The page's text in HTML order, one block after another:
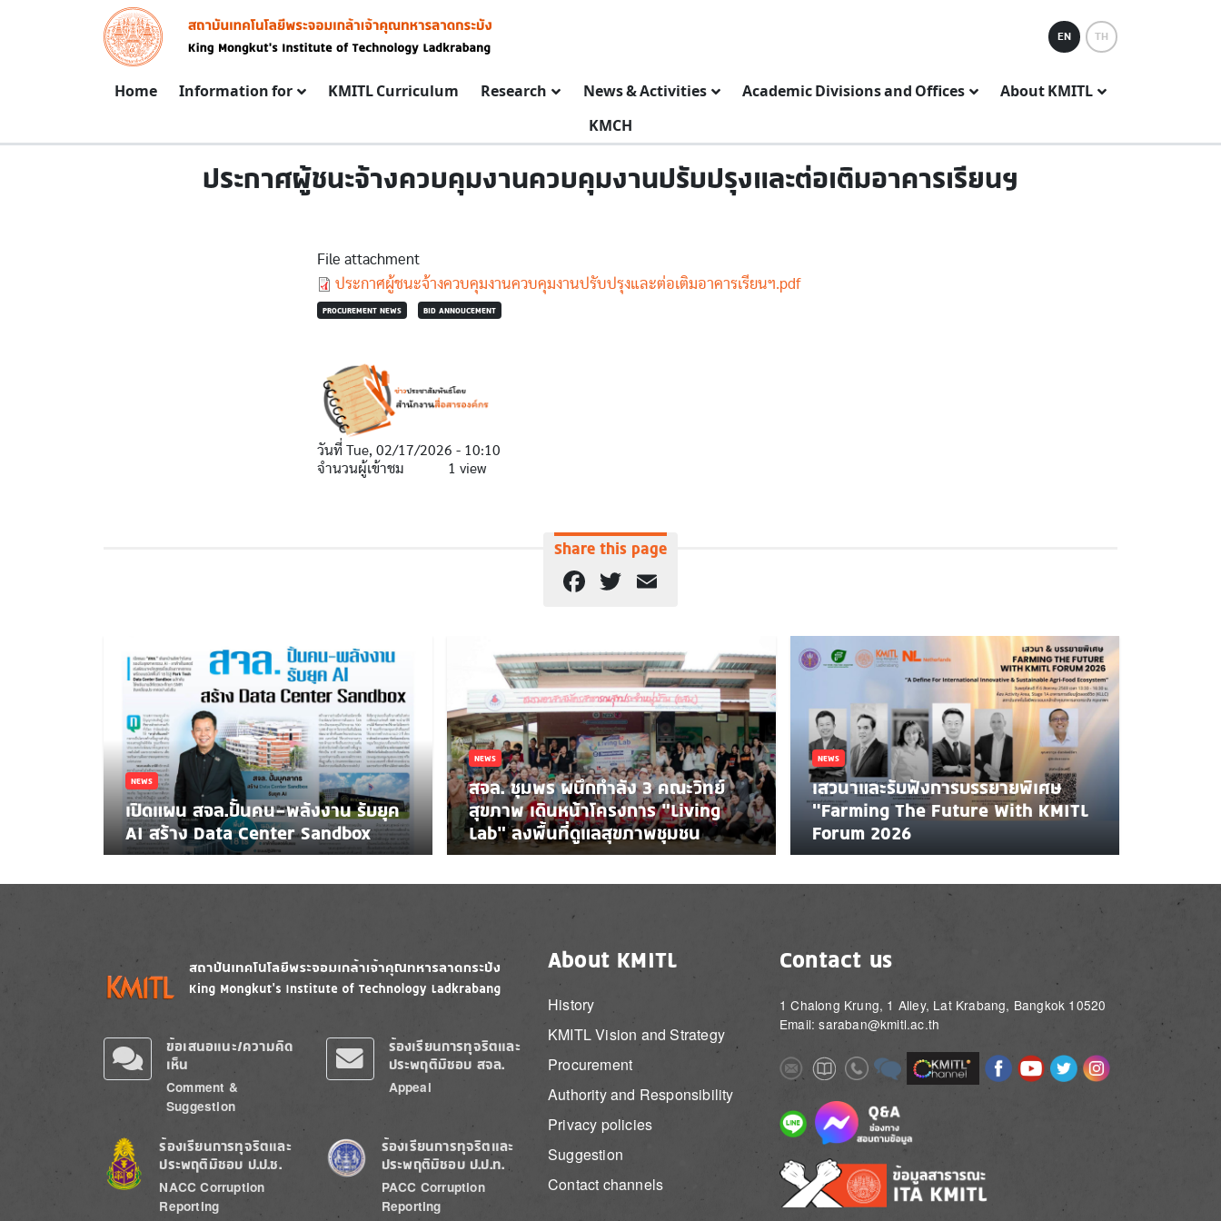
Skip to main content
Image
EN TH
Main navigation
Home Information for KMITL Curriculum Research News & Activities Academic Divisions and Offices
About KMITL
KMCH
ประกาศผู้ชนะจ้างควบคุมงานควบคุมงานปรับปรุงและต่อเติมอาคารเรียนฯ
File attachment
Document
ประกาศผู้ชนะจ้างควบคุมงานควบคุมงานปรับปรุงและต่อเติมอาคารเรียนฯ.pdf
PROCUREMENT NEWS BID ANNOUCEMENT
วันที่Tue, 02/17/2026 - 10:10
จำนวนผู้เข้าชม
1 view
Share this page
Facebook
Twitter
NEWS
เปิดแผน สจล.ปั้นคน-พลังงาน รับยุค
AI สร้าง Data Center Sandbox
NEWS
สจล. ชุมพร ผนึกกำลัง 3 คณะวิทย์
สุขภาพ เดินหน้าโครงการ “Living
Lab” ลงพื้นที่ดูแลสุขภาพชุมชน
NEWS
เสวนาและรับฟังการบรรยายพิเศษ
"Farming The Future With KMITL
Forum 2026
Image Image
ข้อเสนอแนะ/ความคิด
เห็น
Comment &
Suggestion
ร้องเรียนการทุจริตและ
ประพฤติมิชอบ สจล.
Appeal
Image
ร้องเรียนการทุจริตและ
ประพฤติมิชอบ ป.ป.ช.
NACC Corruption
Reporting
Image
ร้องเรียนการทุจริตและ
ประพฤติมิชอบ ป.ป.ท.
PACC Corruption
Reporting
About KMITL
History
KMITL Vision and Strategy
Procurement
Authority and Responsibility
Privacy policies
Suggestion
Contact channels
Contact us
1 Chalong Krung, 1 Alley, Lat Krabang, Bangkok 10520
Email: saraban@kmitl.ac.th
ImageImageImageImage Image ImageImageImageImage
Image Image
Image